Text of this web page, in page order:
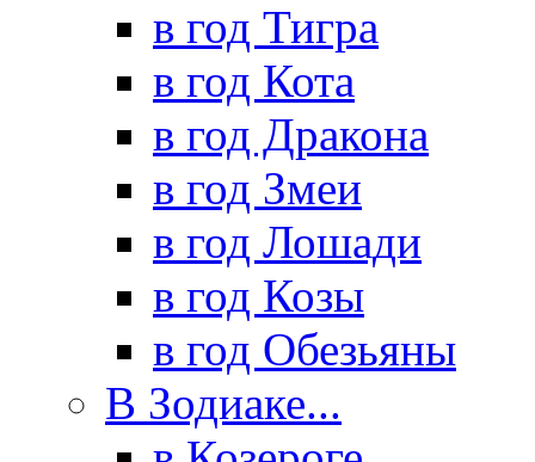
в год Тигра
в год Кота
в год Дракона
в год Змеи
в год Лошади
в год Козы
в год Обезьяны
В Зодиаке...